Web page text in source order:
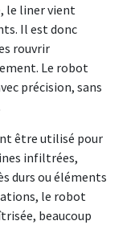
le liner vient
Il est donc
rouvrir
Le robot
précision, sans
être utilisé pour
infiltrées,
durs ou éléments
le robot
beaucoup